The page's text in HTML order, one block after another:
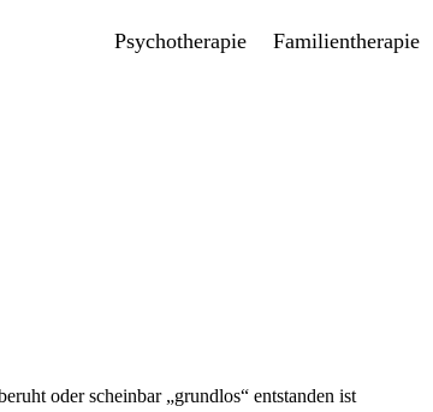
Psychotherapie Familientherapie
oder scheinbar „grundlos“ entstanden ist